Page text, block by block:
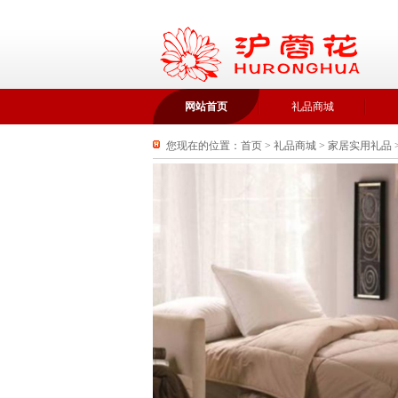
网站首页 礼品商城
您现在的位置： 首页 > 礼品商城 > 家居实用礼品